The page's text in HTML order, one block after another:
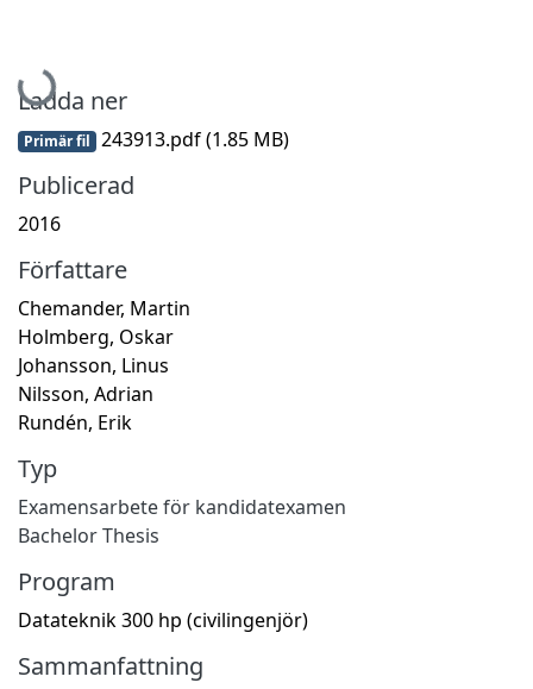
Hämtar...
Ladda ner
Primär fil 243913.pdf(1.85 MB)
Publicerad
2016
Författare
Chemander, Martin
Holmberg, Oskar
Johansson, Linus
Nilsson, Adrian
Rundén, Erik
Typ
Examensarbete för kandidatexamen
Bachelor Thesis
Program
Datateknik 300 hp (civilingenjör)
Sammanfattning